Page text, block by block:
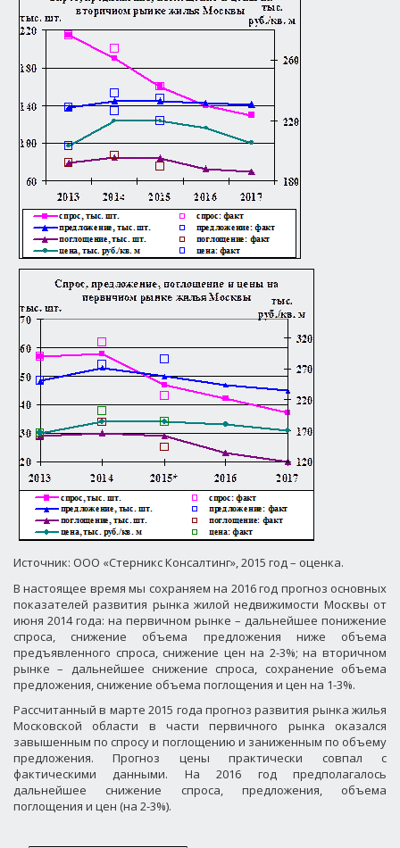
Источник: ООО «Стерникс Консалтинг», 2015 год – оценка.
В настоящее время мы сохраняем на 2016 год прогноз основных
показателей развития рынка жилой недвижимости Москвы от
июня 2014 года: на первичном рынке – дальнейшее понижение
спроса, снижение объема предложения ниже объема
предъявленного спроса, снижение цен на 2-3%; на вторичном
рынке – дальнейшее снижение спроса, сохранение объема
предложения, снижение объема поглощения и цен на 1-3%.
Рассчитанный в марте 2015 года прогноз развития рынка жилья
Московской области в части первичного рынка оказался
завышенным по спросу и поглощению и заниженным по объему
предложения. Прогноз цены практически совпал с
фактическими данными. На 2016 год предполагалось
дальнейшее снижение спроса, предложения, объема
поглощения и цен (на 2-3%).